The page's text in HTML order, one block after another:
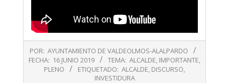
06-
POR: AYUNTAMIENTO DE VALDEOLMOS-ALALPARDO
FECHA: 16 JUNIO 2019 TEMA: ALCALDE, IMPORTANTE,
PLENO
ETIQUETADO: ALCALDE, DISCURSO,
INVESTIDURA